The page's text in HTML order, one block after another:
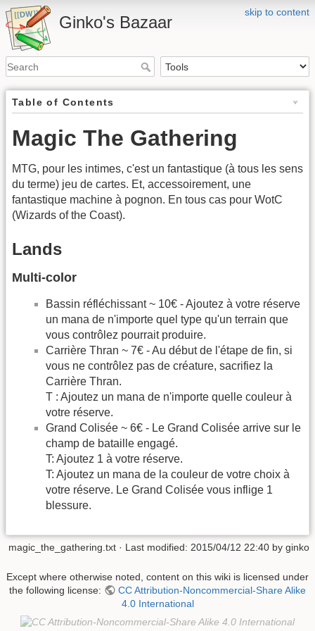
skip to content
Ginko's Bazaar
Table of Contents
Magic The Gathering
MTG, pour les intimes, c'est un fantastique (à tous les sens
du terme) jeu de cartes. Et, accessoirement, une
fantastique machine à pognon. En tous cas pour WotC
(Wizards of the Coast).
Lands
Multi-color
Bassin réfléchissant ~ 10€ - Ajoutez à votre réserve
un mana de n'importe quel type qu'un terrain que
vous contrôlez pourrait produire.
Carrière Thran ~ 7€ - Au début de l'étape de fin, si
vous ne contrôlez pas de créature, sacrifiez la
Carrière Thran.
T : Ajoutez un mana de n'importe quelle couleur à
votre réserve.
Grand Colisée ~ 6€ - Le Grand Colisée arrive sur le
champ de bataille engagé.
T: Ajoutez 1 à votre réserve.
T: Ajoutez un mana de la couleur de votre choix à
votre réserve. Le Grand Colisée vous inflige 1
blessure.
magic_the_gathering.txt · Last modified: 2015/04/12 22:40 by ginko
Except where otherwise noted, content on this wiki is licensed under
the following license:
CC Attribution-Noncommercial-Share Alike
4.0 International